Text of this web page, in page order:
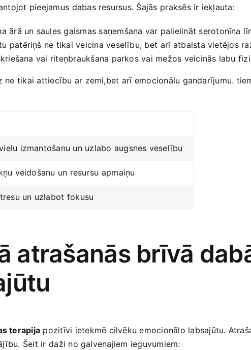
pieejamus⁣ dabas resursus. Šajās⁤ praksēs​ ir iekļauta:
ārā un saules gaismas saņemšana var palielināt serotonīna
patēriņš ne tikai veicina veselību, bet⁢ arī ⁤atbalsta vietējos​
vai riteņbraukšana parkos vai mežos veicinās labu
tikai attiecību ar zemi,bet arī ⁢emocionālu gandarījumu.‌
izmantošanu un uzlabo augsnes veselību
veidošanu un resursu⁣ apmaiņu
un uzlabot ⁢fokusu
‍atrašanās brīvā
terapija pozitīvi ietekmē ‌cilvēku emocionālo ‍labsajūtu.
Šeit ‍ir ⁣daži no galvenajiem ieguvumiem: